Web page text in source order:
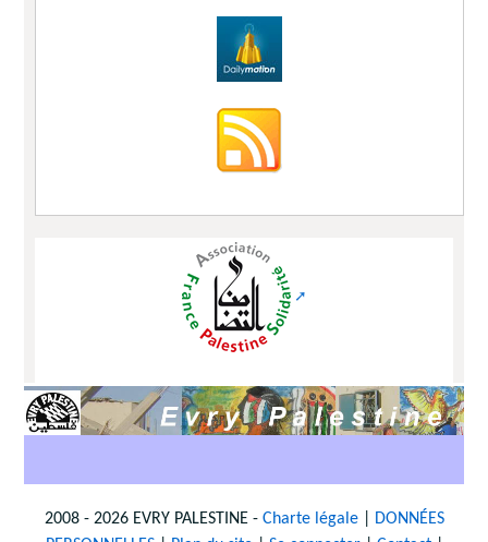
2008 - 2026 EVRY PALESTINE - Charte légale|
DONNÉES